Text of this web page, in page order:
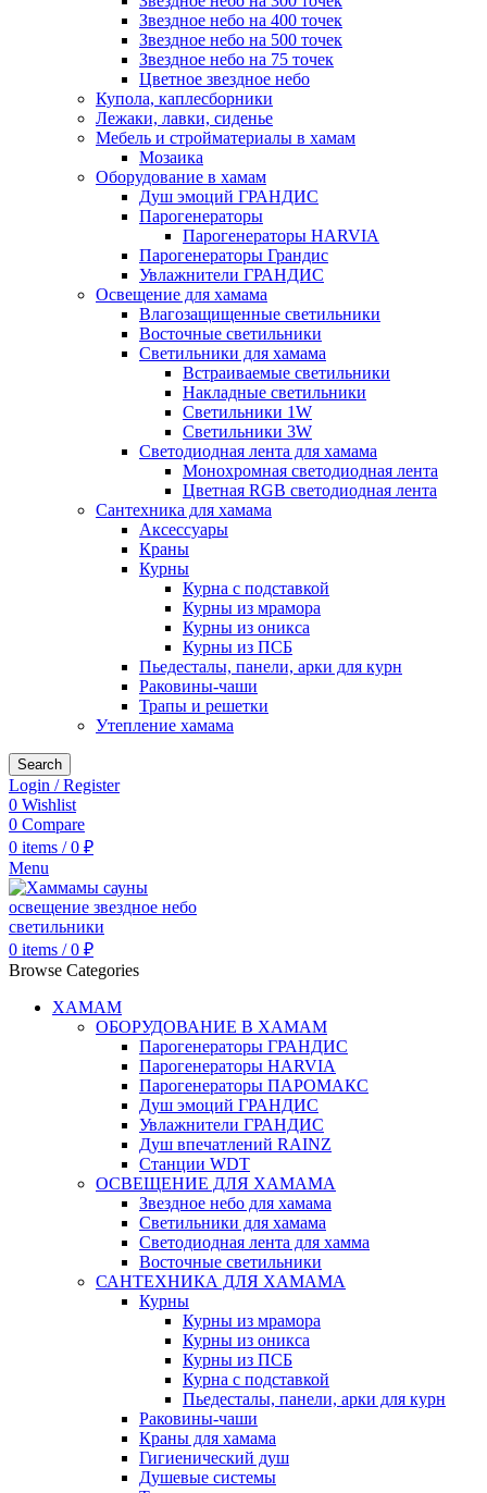
Звездное небо на 400 точек
Звездное небо на 500 точек
Звездное небо на 75 точек
Цветное звездное небо
Купола, каплесборники
Лежаки, лавки, сиденье
Мебель и стройматериалы в хамам
Мозаика
Оборудование в хамам
Душ эмоций ГРАНДИС
Парогенераторы
Парогенераторы HARVIA
Парогенераторы Грандис
Увлажнители ГРАНДИС
Освещение для хамама
Влагозащищенные светильники
Восточные светильники
Светильники для хамама
Встраиваемые светильники
Накладные светильники
Светильники 1W
Светильники 3W
Светодиодная лента для хамама
Монохромная светодиодная лента
Цветная RGB светодиодная лента
Сантехника для хамама
Аксессуары
Краны
Курны
Курна с подставкой
Курны из мрамора
Курны из оникса
Курны из ПСБ
Пьедесталы, панели, арки для курн
Раковины-чаши
Трапы и решетки
Утепление хамама
Search
Login / Register
0 Wishlist
0 Compare
0 items / 0 ₽
Menu
0 items / 0 ₽
Browse Categories
ХАМАМ
ОБОРУДОВАНИЕ В ХАМАМ
Парогенераторы ГРАНДИС
Парогенераторы HARVIA
Парогенераторы ПАРОМАКС
Душ эмоций ГРАНДИС
Увлажнители ГРАНДИС
Душ впечатлений RAINZ
Станции WDT
ОСВЕЩЕНИЕ ДЛЯ ХАМАМА
Звездное небо для хамама
Светильники для хамама
Светодиодная лента для хамма
Восточные светильники
САНТЕХНИКА ДЛЯ ХАМАМА
Курны
Курны из мрамора
Курны из оникса
Курны из ПСБ
Курна с подставкой
Пьедесталы, панели, арки для курн
Раковины-чаши
Краны для хамама
Гигиенический душ
Душевые системы